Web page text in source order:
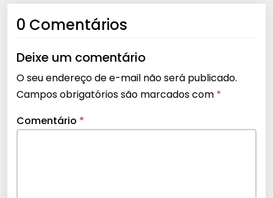
0 Comentários
Deixe um comentário
O seu endereço de e-mail não será publicado.
Campos obrigatórios são marcados com *
Comentário *